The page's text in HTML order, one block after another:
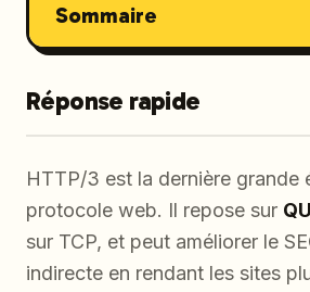
Sommaire
Réponse rapide
HTTP/3 est la dernière grande
protocole web. Il repose sur
sur TCP, et peut améliorer le
indirecte en rendant les sites